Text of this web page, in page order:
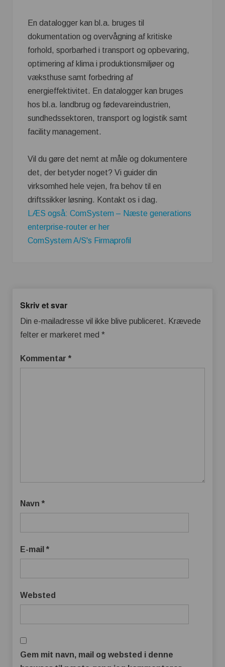
En datalogger kan bl.a. bruges til
dokumentation og overvågning af kritiske
forhold, sporbarhed i transport og opbevaring,
optimering af klima i produktionsmiljøer og
væksthuse samt forbedring af
energieffektivitet. En datalogger kan bruges
hos bl.a. landbrug og fødevareindustrien,
sundhedssektoren, transport og logistik samt
facility management.
Vil du gøre det nemt at måle og dokumentere
det, der betyder noget? Vi guider din
virksomhed hele vejen, fra behov til en
driftssikker løsning. Kontakt os i dag.
LÆS også: ComSystem – Næste generations
enterprise-router er her
ComSystem A/S's Firmaprofil
Skriv et svar
Din e-mailadresse vil ikke blive publiceret. Krævede
felter er markeret med *
Kommentar *
Navn *
E-mail *
Websted
Gem mit navn, mail og websted i denne